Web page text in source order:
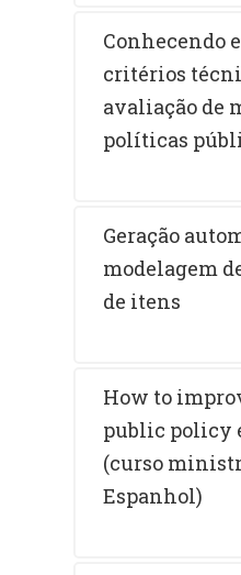
Além das
Reunião da
sua
e
pôsteres,
divulgação da
docentes e
conhecimento,
avaliação
interessados
enfrentados
pela
participar
ABAVE, a
Paulo, na
30 de agosto de
Conhecendo
critérios
avaliação de
políticas
Geração
modelagem
de itens
How to
public policy
(curso
Espanhol)